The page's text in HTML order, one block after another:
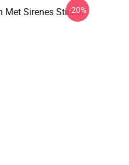
Met Sirenes Sticker
-20%